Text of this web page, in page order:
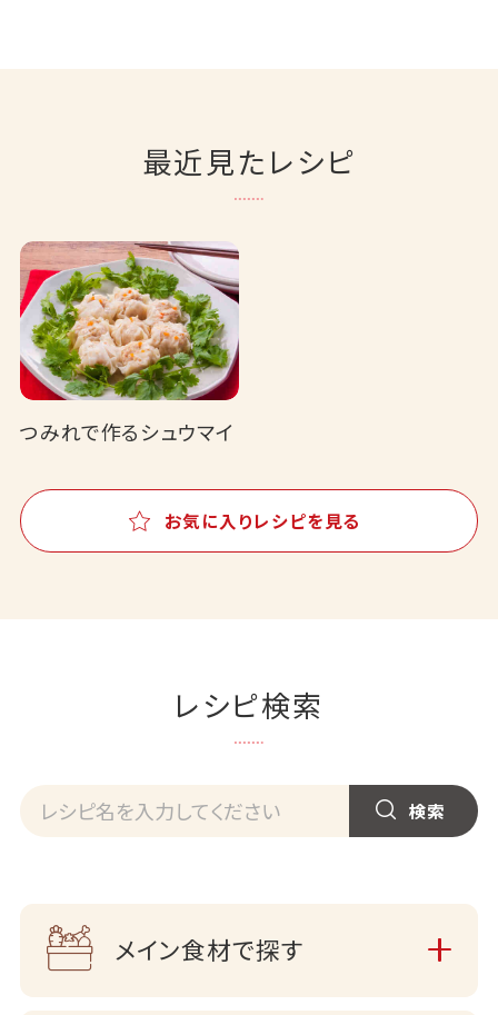
最近見たレシピ
つみれで作るシュウマイ
お気に入りレシピを見る
レシピ検索
メイン食材で探す